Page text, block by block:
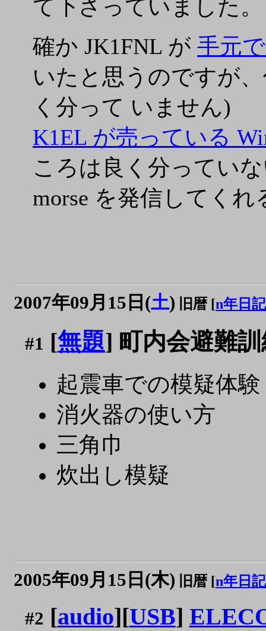
て下さっていました。
確か JK1FNL が 手元
いたと思うのですが
く分って いません)
K1EL が売っている
ころは良く分ってい
morse を発信してく
2007年09月15日(土) 旧暦 [n年日記
#1 [無題] 町内会避難
起震車での模疑体験
消火器の使い方
三角巾
炊出し模疑
2005年09月15日(木) 旧暦 [n年日記
#2 [audio][USB]